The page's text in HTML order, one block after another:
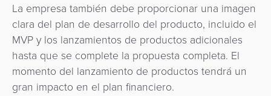
La empresa también debe proporcionar una imagen
clara del plan de desarrollo del producto, incluido el
MVP y los lanzamientos de productos adicionales
hasta que se complete la propuesta completa. El
momento del lanzamiento de productos tendrá un
gran impacto en el plan financiero.